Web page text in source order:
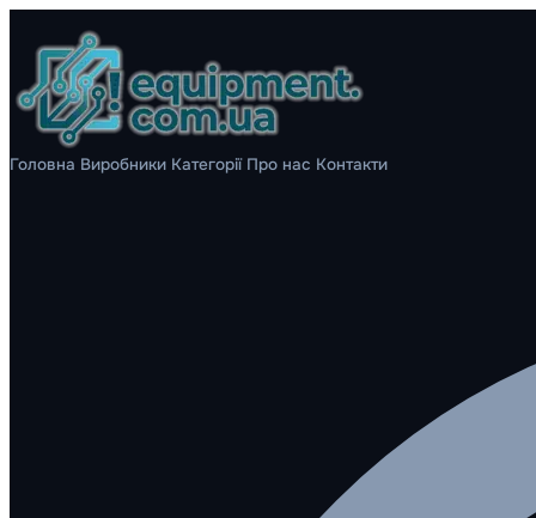
Головна Виробники Категорії Про нас Контакти